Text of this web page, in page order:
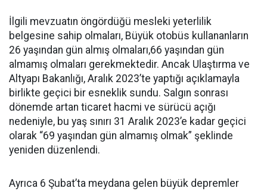
İlgili mevzuatın öngördüğü mesleki yeterlilik
belgesine sahip olmaları, Büyük otobüs kullananların
26 yaşından gün almış olmaları,66 yaşından gün
almamış olmaları gerekmektedir. Ancak Ulaştırma ve
Altyapı Bakanlığı, Aralık 2023’te yaptığı açıklamayla
birlikte geçici bir esneklik sundu. Salgın sonrası
dönemde artan ticaret hacmi ve sürücü açığı
nedeniyle, bu yaş sınırı 31 Aralık 2023’e kadar geçici
olarak “69 yaşından gün almamış olmak” şeklinde
yeniden düzenlendi.
Ayrıca 6 Şubat’ta meydana gelen büyük depremler